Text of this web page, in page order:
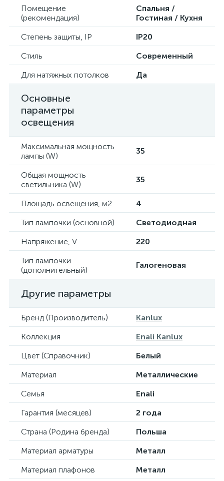
Помещение
(рекомендация)
Спальня /
Гостиная / Кухня
Степень защиты, IP
IP20
Стиль
Современный
Для натяжных потолков
Да
Основные
параметры
освещения
Максимальная мощность
лампы (W)
35
Общая мощность
светильника (W)
35
Площадь освещения, м2
4
Тип лампочки (основной)
Светодиодная
Напряжение, V
220
Тип лампочки
(дополнительный)
Галогеновая
Другие параметры
Бренд (Производитель)
Kanlux
Коллекция
Enali Kanlux
Цвет (Справочник)
Белый
Материал
Металлические
Семья
Enali
Гарантия (месяцев)
2 года
Страна (Родина бренда)
Польша
Материал арматуры
Металл
Материал плафонов
Металл